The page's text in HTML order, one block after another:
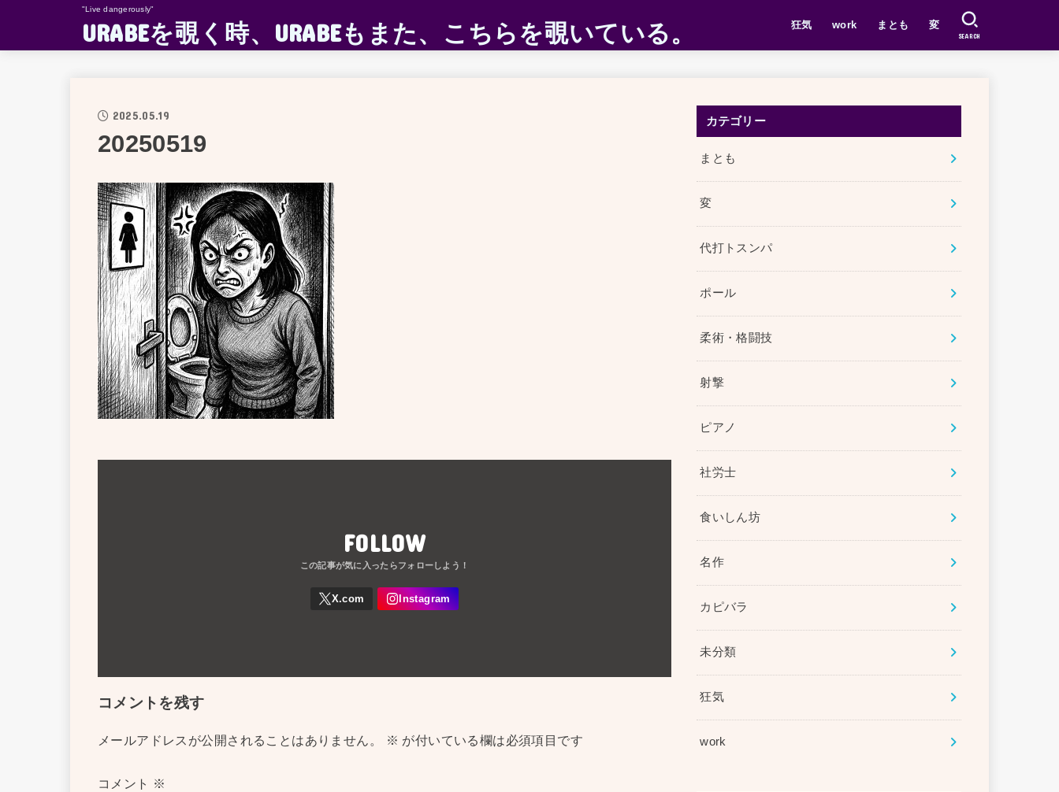
"Live dangerously"
URABEを覗く時、URABEもまた、こちらを覗いている。 狂気 work まとも 変
SEARCH
2025.05.19
20250519
FOLLOW
コメントを残す
メールアドレスが公開されることはありません。 ※ が付いている欄は必須項目です
コメント ※
カテゴリー
まとも
変
代打トスンパ
ポール
柔術・格闘技
射撃
ピアノ
社労士
食いしん坊
名作
カピバラ
未分類
狂気
work